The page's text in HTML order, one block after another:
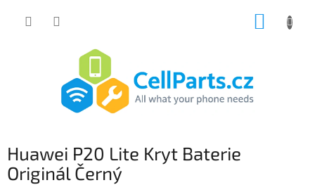
Huawei P20 Lite Kryt Baterie
Originál Černý